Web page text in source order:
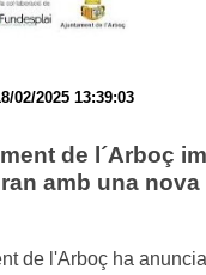
02/2025 13:39:03
de l´Arboç
amb una
de l'Arboç ha